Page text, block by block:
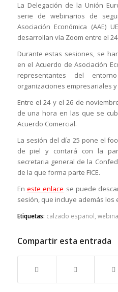
La Delegación de la Unión
serie de webinarios de
Asociación Económica (AAE)
desarrollan vía Zoom entre el
Durante estas sesiones, se
en el Acuerdo de Asociación
representantes del
organizaciones empresariales
Entre el 24 y el 26 de
de una hora en las que se
Acuerdo Comercial.
La sesión del día 25 pone el
de piel y contará con la
secretaria general de la
de la que forma parte FICE.
En este enlace se puede
sesión, que incluye además los
Etiquetas: calzado español,
Compartir esta entrada